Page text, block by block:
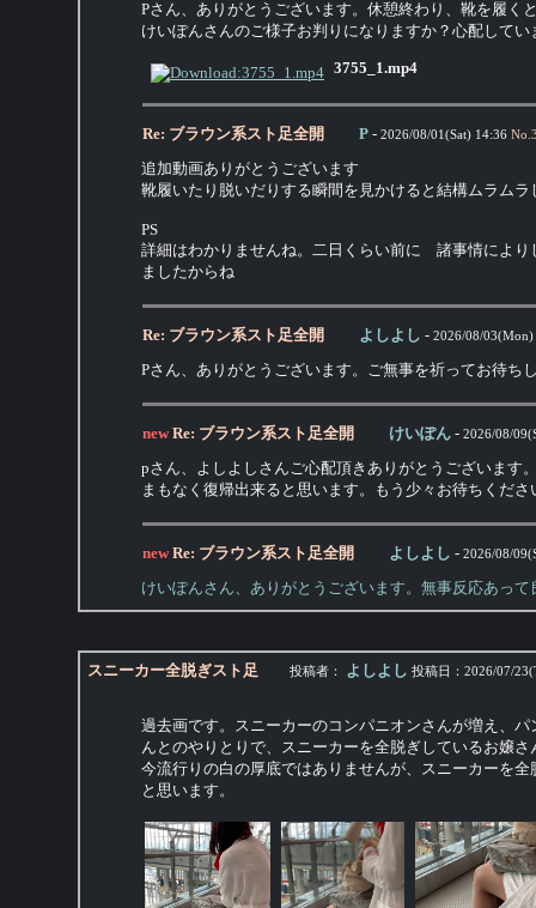
Pさん、ありがとうございます。休憩終わり、靴を履く
けいぽんさんのご様子お判りになりますか？心配してい
3755_1.mp4
Re: ブラウン系スト足全開 P - 2026/08/01(Sat) 14:36 No.
追加動画ありがとうございます
靴履いたり脱いだりする瞬間を見かけると結構ムラムラ
PS
詳細はわかりませんね。二日くらい前に 諸事情によ
ましたからね
Re: ブラウン系スト足全開 よしよし - 2026/08/03(Mon)
Pさん、ありがとうございます。ご無事を祈ってお待ち
newRe: ブラウン系スト足全開 けいぽん - 2026/08/
pさん、よしよしさんご心配頂きありがとうございます
まもなく復帰出来ると思います。もう少々お待ちくださ
newRe: ブラウン系スト足全開 よしよし - 2026/08/
けいぽんさん、ありがとうございます。無事反応あって
スニーカー全脱ぎスト足 投稿者： よしよし 投稿日： 2026/07/
過去画です。スニーカーのコンパニオンさんが増え、
んとのやりとりで、スニーカーを全脱ぎしているお嬢
今流行りの白の厚底ではありませんが、スニーカーを
と思います。